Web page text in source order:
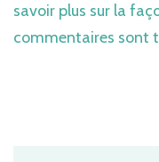
savoir plus sur la
commentaires sont